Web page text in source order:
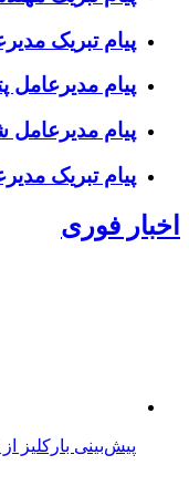
پیام تبریک
پیام مدیرعامل
پیام مدیرعامل
پیام تبریک
اخبار فوری
پیش‌بینی بارکلیز از نفت ۹۶ دلاری در سال ۲۰۲۶؛ تنگه هرمز عامل